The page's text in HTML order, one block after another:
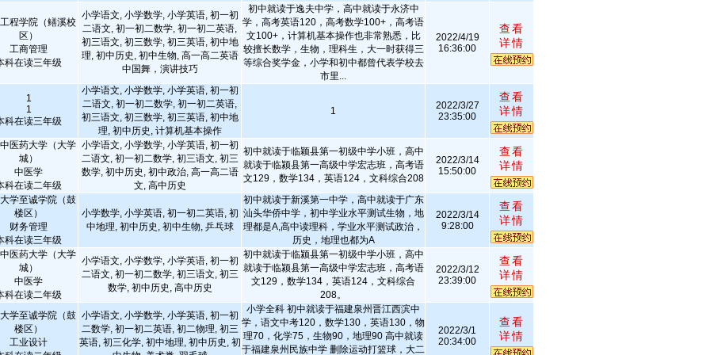
程学院（鳝溪校
区）
工商管理
科在读三年级
小学语文, 小学数学, 小学英语, 初一初
二语文, 初一初二数学, 初一初二英语,
初三语文, 初三数学, 初三英语, 初中地
理, 初中历史, 初中生物, 高一高二英语
中国舞，演讲技巧
初中就读于逸夫中学，高中就读于永济中
学，高考英语120，高考数学100+，高考语
文100+，计算机基本操作也非常熟悉，比
较擅长数学，生物，理科生，大一时获得三
等综合奖学金，小学和初中都曾代表学校去
市里...
2022/4/19
16:36:00
查看
详情
1
1
科在读三年级
小学语文, 小学数学, 小学英语, 初一初
二语文, 初一初二数学, 初一初二英语,
初三语文, 初三数学, 初三英语, 初中地
理, 初中历史, 计算机基本操作
1
2022/3/27
23:35:00
查看
详情
医药大学（大学
城）
中医学
科在读二年级
小学语文, 小学数学, 小学英语, 初一初
二语文, 初一初二数学, 初三语文, 初三
数学, 初中历史, 初中政治, 高一高二语
文, 高中历史
初中就读于临颖县第一初级中学小班，高中
就读于临颍县第一高级中学宏志班，高考语
文129，数学134，英语124，文科综合208
2022/3/14
15:50:00
查看
详情
学至诚学院（鼓
楼区）
财务管理
科在读三年级
小学数学, 小学英语, 初一初二英语, 初
中地理, 初中历史, 初中生物, 乒乓球
初中就读于新溪第一中学，高中就读于广东
汕头华侨中学，初中学业水平测试生物，地
理都是A,高中读理科，学业水平测试政治，
历史，地理也都为A
2022/3/14
9:28:00
查看
详情
医药大学（大学
城）
中医学
科在读二年级
小学语文, 小学数学, 小学英语, 初一初
二语文, 初一初二数学, 初三语文, 初三
数学, 初中历史, 高中历史
初中就读于临颍县第一初级中学小班，高中
就读于临颍县第一高级中学宏志班，高考语
文129，数学134，英语124，文科综合
208。
2022/3/12
23:39:00
查看
详情
学至诚学院（鼓
楼区）
工业设计
小学语文, 小学数学, 小学英语, 初一初
二数学, 初一初二英语, 初二物理, 初三
英语, 初三化学, 初中地理, 初中历史, 初
小学全科 初中就读于福建泉州晋江西滨中
学，语文中考120，数学130，英语130，物
理70，化学75，生物90，地理90 高中就读
于福建泉州民族中学 删除运动打篮球，大二
2022/3/1
20:34:00
查看
详情